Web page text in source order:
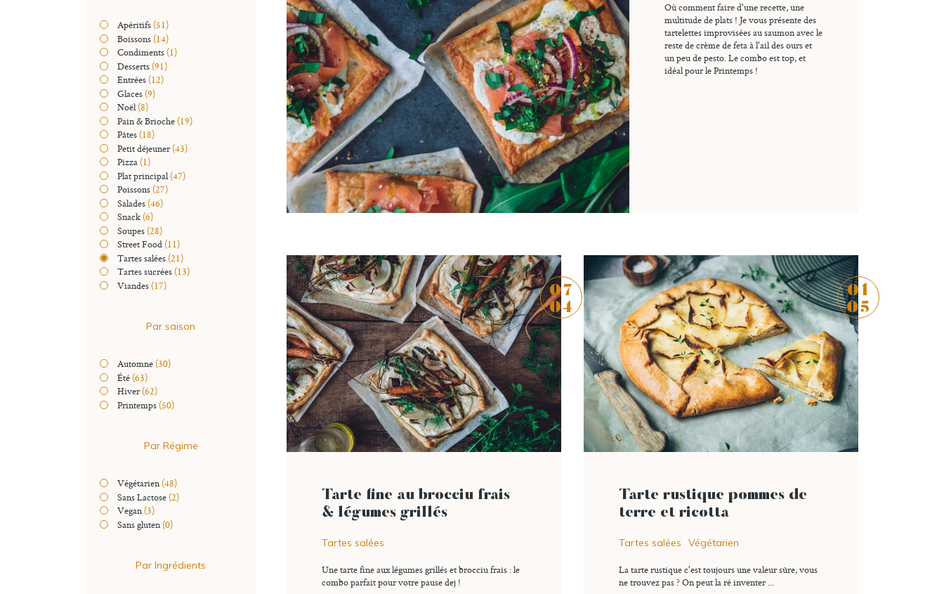
Apéritifs (51)
Boissons (14)
Condiments (1)
Desserts (91)
Entrées (12)
Glaces (9)
Noël(8)
Pain & Brioche (19)
Pâtes (18)
Petit déjeuner (43)
Pizza (1)
Plat principal(47)
Poissons (27)
Salades (46)
Snack (6)
Soupes (28)
Street Food (11)
Tartes salées (21)
Tartes sucrées (13)
Viandes (17)
Par saison
Automne (30)
Été (63)
Hiver (62)
Printemps (50)
Par Régime
Végétarien (48)
Sans Lactose (2)
Vegan (3)
Sans gluten (0)
Par Ingrédients
Où comment faire d'une recette, une
multitude de plats ! Je vous présente des
tartelettes improvisées au saumon avec le
reste de crème de feta à l'ail des ours et
un peu de pesto. Le combo est top, et
idéal pour le Printemps !
lire l'article
2 commentaires
07
04
Tarte fine au brocciu frais
& légumes grillés
Tartes salées
Une tarte fine aux légumes grillés et brocciu frais : le
combo parfait pour votre pause dej !
lire l'article
2 commentaires Ajouter à ma liste
01
05
Tarte rustique pommes de
terre et ricotta
Tartes salées Végétarien
La tarte rustique c'est toujours une valeur sûre, vous
ne trouvez pas ? On peut la ré inventer ...
lire l'article
0 commentaire Ajouter à ma liste